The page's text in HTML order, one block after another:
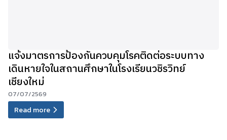
แจ้งมาตรการป้องกันควบคุมโรคติดต่อระบบทาง
เดินหายใจในสถานศึกษาในโรงเรียนวชิรวิทย์
เชียงใหม่
07/07/2569
Read more